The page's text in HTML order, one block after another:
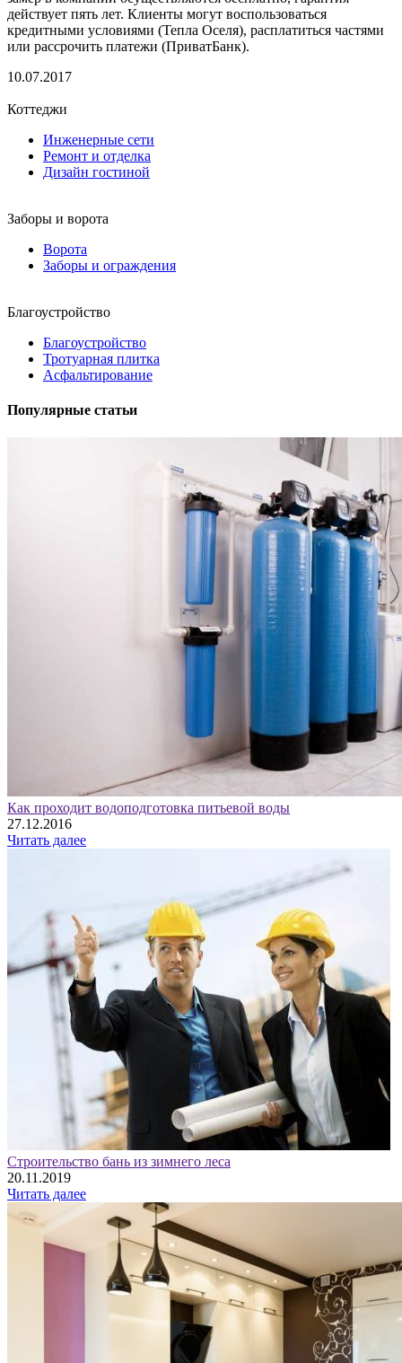
действует пять лет. Клиенты могут воспользоваться
кредитными условиями (Тепла Оселя), расплатиться частями
или рассрочить платежи (ПриватБанк).
10.07.2017
Коттеджи
Инженерные сети
Ремонт и отделка
Дизайн гостиной
Заборы и ворота
Ворота
Заборы и ограждения
Благоустройство
Благоустройство
Тротуарная плитка
Асфальтирование
Популярные статьи
Как проходит водоподготовка питьевой воды
27.12.2016
Читать далее
Строительство бань из зимнего леса
20.11.2019
Читать далее